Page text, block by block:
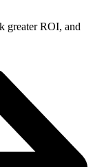
greater ROI, and